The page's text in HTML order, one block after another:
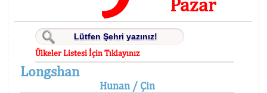
Pazar
Ülkeler Listesi İçin Tıklayınız
Longshan
Hunan / Çin